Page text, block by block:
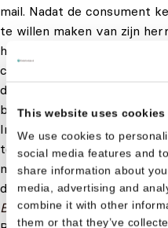
This website uses cookies
We use cookies to
social media features and
share information about
media, advertising and
combine it with other
them or that they’ve
mail. Nadat de consument
te willen maken van zijn
het product binnen 14
consument dient te bewijzen
dat de geleverde zaken
bijvoorbeeld door middel
Indien de klant na afloop
termijnen niet kenbaar
maken van zijn
de ondernemer heeft
Bij levering van diensten: